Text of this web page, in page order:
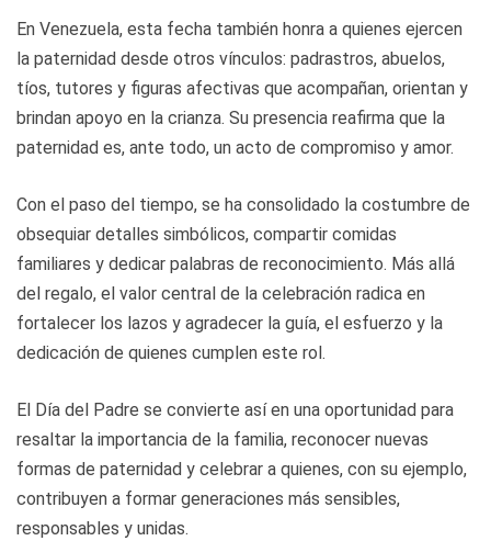
En Venezuela, esta fecha también honra a quienes ejercen
la paternidad desde otros vínculos: padrastros, abuelos,
tíos, tutores y figuras afectivas que acompañan, orientan y
brindan apoyo en la crianza. Su presencia reafirma que la
paternidad es, ante todo, un acto de compromiso y amor.
Con el paso del tiempo, se ha consolidado la costumbre de
obsequiar detalles simbólicos, compartir comidas
familiares y dedicar palabras de reconocimiento. Más allá
del regalo, el valor central de la celebración radica en
fortalecer los lazos y agradecer la guía, el esfuerzo y la
dedicación de quienes cumplen este rol.
El Día del Padre se convierte así en una oportunidad para
resaltar la importancia de la familia, reconocer nuevas
formas de paternidad y celebrar a quienes, con su ejemplo,
contribuyen a formar generaciones más sensibles,
responsables y unidas.